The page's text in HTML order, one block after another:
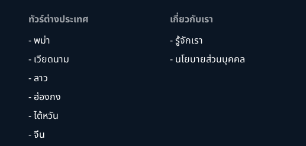
ทัวร์ต่างประเทศ
- พม่า
- เวียดนาม
- ลาว
- ฮ่องกง
- ไต้หวัน
- จีน
เกี่ยวกับเรา
- รู้จักเรา
- นโยบายส่วนบุคคล